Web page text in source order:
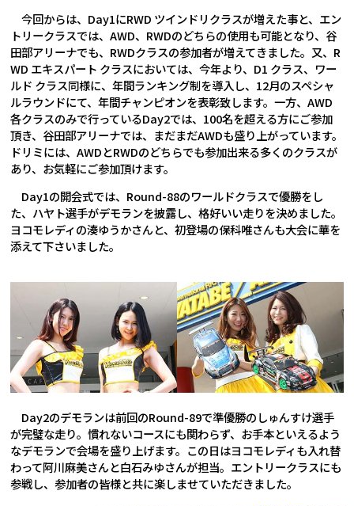
今回からは、Day1にRWD ツインドリクラスが増えた事と、エン
トリークラスでは、AWD、RWDのどちらの使用も可能となり、谷
田部アリーナでも、RWDクラスの参加者が増えてきました。又、R
WD エキスパート クラスにおいては、今年より、D1 クラス、ワー
ルド クラス同様に、年間ランキング制を導入し、12月のスペシャ
ルラウンドにて、年間チャンピオンを表彰致します。一方、AWD
各クラスのみで行っているDay2では、100名を超える方にご参加
頂き、谷田部アリーナでは、まだまだAWDも盛り上がっています。
ドリミには、AWDとRWDのどちらでも参加出来る多くのクラスが
あり、お気軽にご参加頂けます。
Day1の開会式では、Round-88のワールドクラスで優勝をし
た、ハヤト選手がデモランを披露し、格好いい走りを決めました。
ヨコモレディの湊ゆうかさんと、初登場の保科唯さんも大会に華を
添えて下さいました。
Day2のデモランは前回のRound-89で準優勝のしゅんすけ選手
が完璧な走り。慣れないコースにも関わらず、お手本といえるよう
なデモランで会場を盛り上げます。この日はヨコモレディも入れ替
わって阿川麻美さんと白石みゆさんが担当。エントリークラスにも
参戦し、参加者の皆様と共に楽しませていただきました。